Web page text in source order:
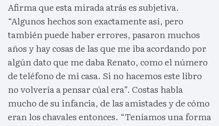
Afirma que esta mirada atrás es subjetiva.
“Algunos hechos son exactamente así, pero
también puede haber errores, pasaron muchos
años y hay cosas de las que me iba acordando por
algún dato que me daba Renato, como el número
de teléfono de mi casa. Si no hacemos este libro
no volvería a pensar cúal era”. Costas habla
mucho de su infancia, de las amistades y de cómo
eran los chavales entonces. “Teníamos una forma